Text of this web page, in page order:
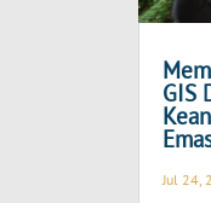
GIS
Jul 24,